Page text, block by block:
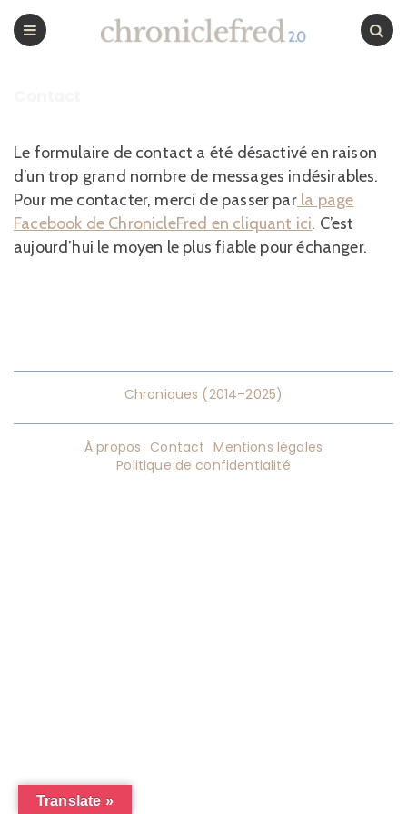
CHRONICLEFRED
Le formulaire de contact a été désactivé en raison
d’un trop grand nombre de messages indésirables.
Pour me contacter, merci de passer parla page
Facebook de ChronicleFred en cliquant ici. C’est
aujourd’hui le moyen le plus fiable pour échanger.
Chroniques (2014–2025)
À propos Contact Mentions légales
Politique de confidentialité
Translate »